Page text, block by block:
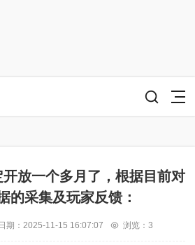
放一个多月了，根据目前对
的采集及玩家反馈：
日期： 2025-11-15 16:07:07 浏览：3